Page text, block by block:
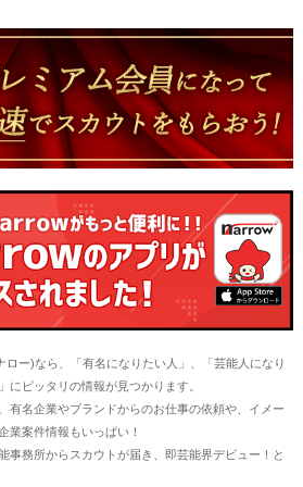
ロー)なら、「有名になりたい人」、「芸能人になり
にピッタリの情報が見つかります。
有名企業やブランドからのお仕事の依頼や、イメー
業案件情報もいっぱい！
事務所からスカウトが届き、即芸能界デビュー！と